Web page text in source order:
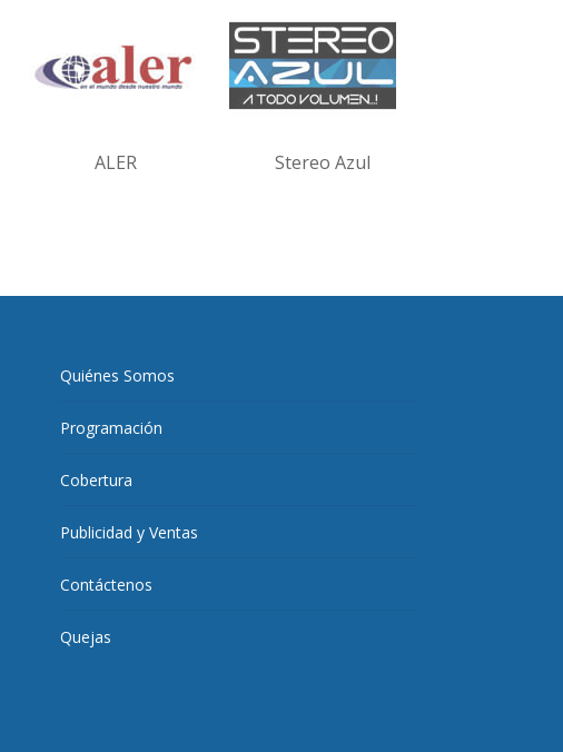
ALER Stereo Azul
Quiénes Somos
Programación
Cobertura
Publicidad y Ventas
Contáctenos
Quejas